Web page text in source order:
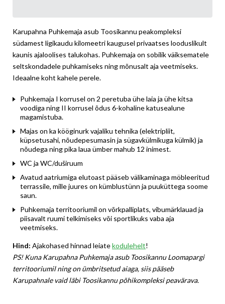
Karupahna Puhkemaja asub Toosikannu peakompleksi
südamest ligikaudu kilomeetri kaugusel privaatses looduslikult
kaunis ajaloolises talukohas. Puhkemaja on sobilik väiksematele
seltskondadele puhkamiseks ning mõnusalt aja veetmiseks.
Ideaalne koht kahele perele.
Puhkemaja I korrusel on 2 peretuba ühe laia ja ühe kitsa
voodiga ning II korrusel õdus 6-kohaline katusealune
magamistuba.
Majas on ka kööginurk vajaliku tehnika (elektripliit,
küpsetusahi, nõudepesumasin ja sügavkülmikuga külmik) ja
nõudega ning pika laua ümber mahub 12 inimest.
WC ja WC/duširuum
Avatud aatriumiga elutoast pääseb välikaminaga möbleeritud
terrassile, mille juures on kümblustünn ja puuküttega soome
saun.
Puhkemaja territooriumil on võrkpalliplats, vibumärklauad ja
piisavalt ruumi telkimiseks või sportlikuks vaba aja
veetmiseks.
Hind: Ajakohased hinnad leiatekodulehelt!
PS! Kuna Karupahna Puhkemaja asub Toosikannu Loomapargi
territooriumil ning on ümbritsetud aiaga, siis pääseb
Karupahnale vaid läbi Toosikannu põhikompleksi peavärava.